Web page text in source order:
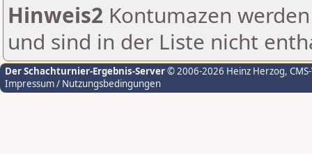
Hinweis2 Kontumazen
und sind in der Liste nicht
Der Schachturnier-Ergebnis-Server© 2006-2026 Heinz Herzog,
Impressum / Nutzungsbedingungen